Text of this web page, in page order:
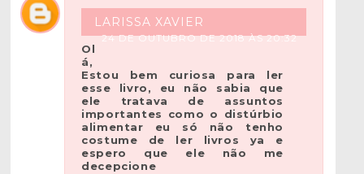
LARISSA XAVIER
24 DE OUTUBRO DE 2018 ÀS 20:32
Ol
á,
Estou bem curiosa para ler
esse livro, eu não sabia que
ele tratava de assuntos
importantes como o distúrbio
alimentar eu só não tenho
costume de ler livros ya e
espero que ele não me
decepcione